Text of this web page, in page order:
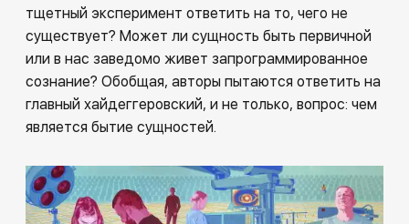
тщетный эксперимент ответить на то, чего не
существует? Может ли сущность быть первичной
или в нас заведомо живет запрограммированное
сознание? Обобщая, авторы пытаются ответить на
главный хайдеггеровский, и не только, вопрос: чем
является бытие сущностей.